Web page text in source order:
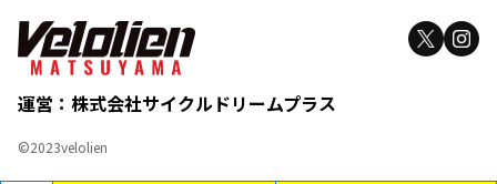
運営：株式会社サイクルドリームプラス
©2023velolien